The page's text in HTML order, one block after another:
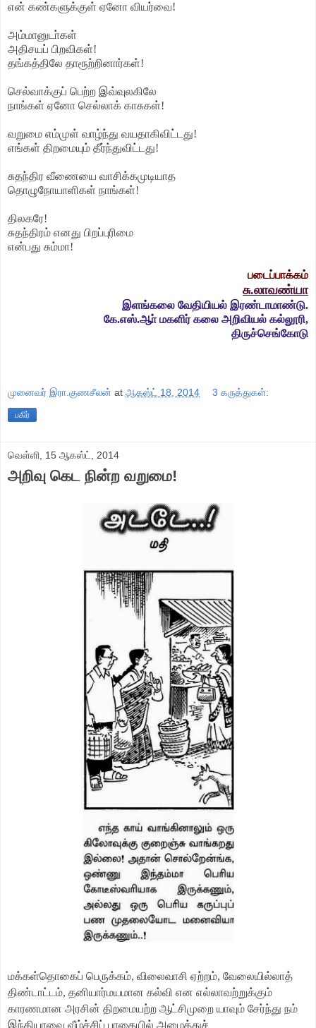
என் கண்களுக்குள் ஏனோ வியர்வை!
அம்மானுடா்கள்
அதிசயப் பிறவிகள்!
தங்கத்திலே தாரூற்றினார்கள்!
செல்வாக்குப் பெற்ற இவ்வுலகிலே
நாங்கள் ஏனோ செல்லாக் காசுகள்!
வறுமை எம்முள் வாழ்ந்து வயதாகிவிட்டது!
எங்கள் திறமையும் தீர்ந்துவிட்டது!
சுதந்திர வீணையை வாசிக்கமுடியாத
தொழுநோயாளிகள் நாங்கள்!
திலகரே!
சுதந்திரம் எனது பிறப்புரிமை
என்பது சும்மா!
படைப்பாக்கம்
சு.லாவண்யா
இளங்கலை வேதியியல் இரண்டாமாண்டு.
கே.எஸ்.ஆா் மகளிர் கலை அறிவியல் கல்லூரி,
திருச்செங்கோடு
முனைவர் இரா.குணசீலன் at ஆகஸ்ட் 18, 2014 3 கருத்துகள்:
பகிர்
வெள்ளி, 15 ஆகஸ்ட், 2014
அறிவு கெட நின்ற வறுமை!
மக்கள்தொகைப் பெருக்கம், விலைவாசி ஏற்றம், வேலையில்லாத்
திண்டாட்டம், தனியார்மயமான கல்வி என எல்லாவற்றுக்கும்
காரணமான அரசின் திறமையற்ற ஆட்சிமுறை யாவும் சேர்ந்து நம்
இந்தியாவை வீழ்ச்சிப் பாதையில் அழைத்துச்